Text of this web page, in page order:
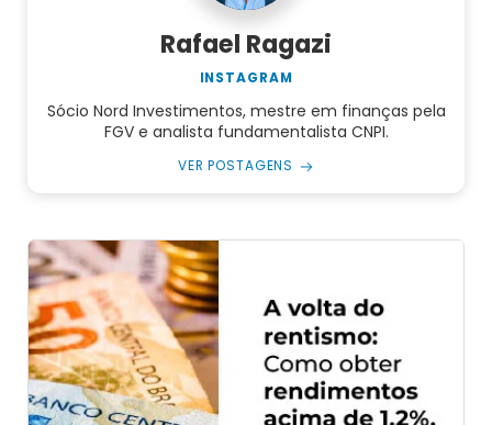
Rafael Ragazi
INSTAGRAM
Sócio Nord Investimentos, mestre em finanças pela
FGV e analista fundamentalista CNPI.
VER POSTAGENS